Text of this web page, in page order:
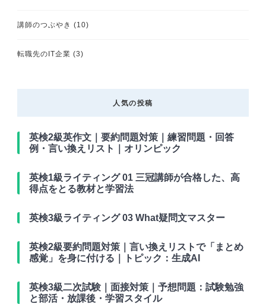
講師のつぶやき (10)
転職先のIT企業 (3)
人気の投稿
英検2級英作文｜要約問題対策｜練習問題・回答
例・言い換えリスト｜オリンピック
英検1級ライティング 01 三冠講師が合格した、高
得点をとる教材と学習法
英検3級ライティング 03 What疑問文マスター
英検2級要約問題対策｜言い換えリストで「まとめ
感覚」を身に付ける｜トピック：生成AI
英検3級二次試験｜面接対策｜予想問題：試験勉強
と部活・放課後・学習スタイル